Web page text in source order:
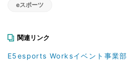
eスポーツ
関連リンク
E5esports Worksイベント事業部